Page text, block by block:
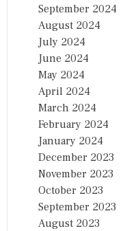
September 2024
August 2024
July 2024
June 2024
May 2024
April 2024
March 2024
February 2024
January 2024
December 2023
November 2023
October 2023
September 2023
August 2023